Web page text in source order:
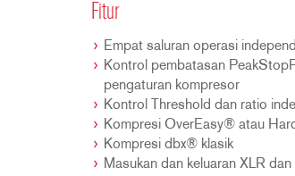
Fitur
Empat saluran operasi
Kontrol pembatasan
pengaturan kompresor
Kontrol Threshold dan ratio
Kompresi OverEasy® atau
Kompresi dbx® klasik
Masukan dan keluaran XLR